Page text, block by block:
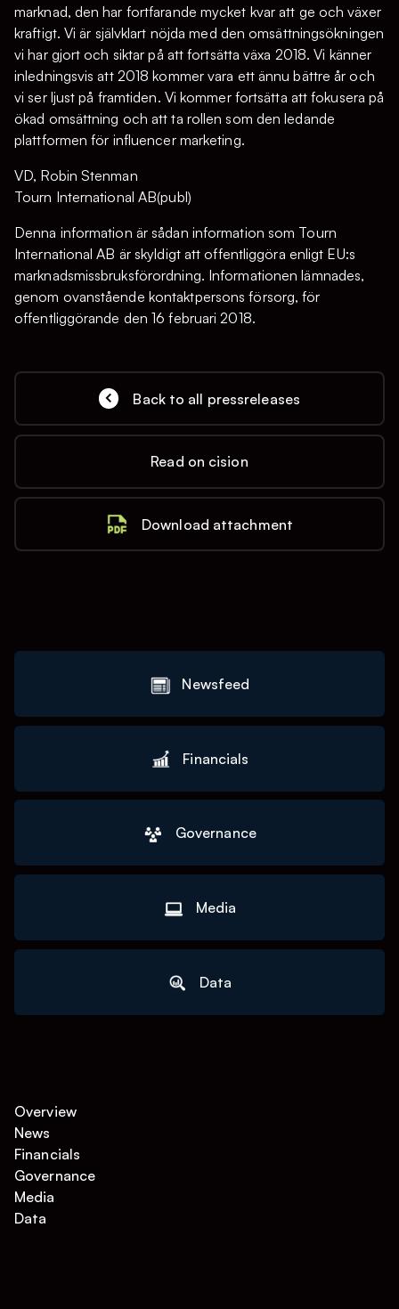
marknad, den har fortfarande mycket kvar att ge och växer
kraftigt. Vi är självklart nöjda med den omsättningsökningen
vi har gjort och siktar på att fortsätta växa 2018. Vi känner
inledningsvis att 2018 kommer vara ett ännu bättre år och
vi ser ljust på framtiden. Vi kommer fortsätta att fokusera på
ökad omsättning och att ta rollen som den ledande
plattformen för influencer marketing.
VD, Robin Stenman
Tourn International AB(publ)
Denna information är sådan information som Tourn
International AB är skyldigt att offentliggöra enligt EU:s
marknadsmissbruksförordning. Informationen lämnades,
genom ovanstående kontaktpersons försorg, för
offentliggörande den 16 februari 2018.
Back to all pressreleases
Read on cision
Download attachment
Newsfeed
Financials
Governance
Media
Data
Overview
News
Financials
Governance
Media
Data